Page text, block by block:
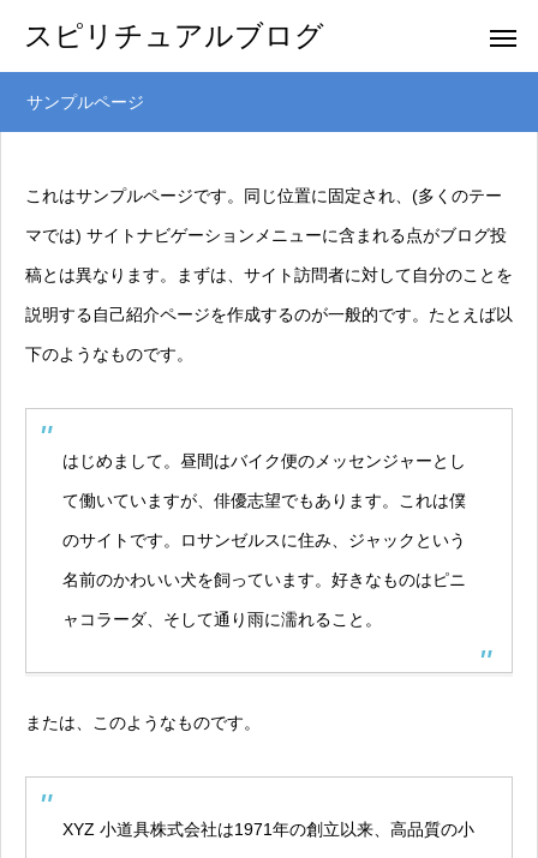
スピリチュアルブログ
サンプルページ
これはサンプルページです。同じ位置に固定され、(多くのテー
マでは) サイトナビゲーションメニューに含まれる点がブログ投
稿とは異なります。まずは、サイト訪問者に対して自分のことを
説明する自己紹介ページを作成するのが一般的です。たとえば以
下のようなものです。
はじめまして。昼間はバイク便のメッセンジャーとし
て働いていますが、俳優志望でもあります。これは僕
のサイトです。ロサンゼルスに住み、ジャックという
名前のかわいい犬を飼っています。好きなものはピニ
ャコラーダ、そして通り雨に濡れること。
または、このようなものです。
XYZ 小道具株式会社は1971年の創立以来、高品質の小